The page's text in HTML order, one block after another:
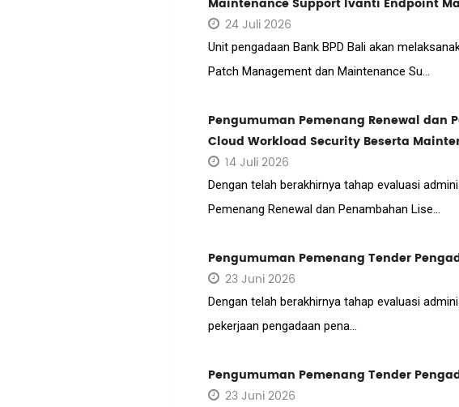
24 Juli 2026
Unit pengadaan Bank BPD Bali akan
Patch Management dan Maintenance Su...
Pengumuman Pemenang Renewal dan
Cloud Workload Security Beserta
14 Juli 2026
Dengan telah berakhirnya tahap evaluasi
Pemenang Renewal dan Penambahan Lise...
Pengumuman Pemenang Tender
23 Juni 2026
Dengan telah berakhirnya tahap evaluasi
pekerjaan pengadaan pena...
Pengumuman Pemenang Tender
23 Juni 2026